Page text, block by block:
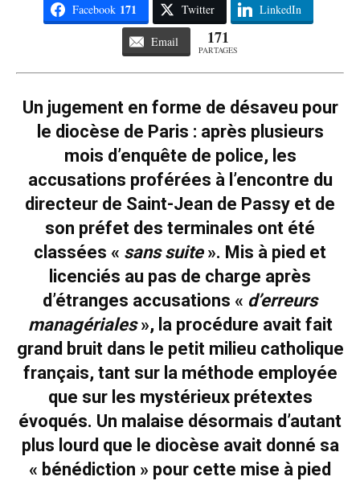
Facebook 171 Twitter LinkedIn
Email 171
PARTAGES
Un jugement en forme de désaveu pour
le diocèse de Paris : après plusieurs
mois d’enquête de police, les
accusations proférées à l’encontre du
directeur de Saint-Jean de Passy et de
son préfet des terminales ont été
classées « sans suite». Mis à pied et
licenciés au pas de charge après
d’étranges accusations « d’erreurs
managériales», la procédure avait fait
grand bruit dans le petit milieu catholique
français, tant sur la méthode employée
que sur les mystérieux prétextes
évoqués. Un malaise désormais d’autant
plus lourd que le diocèse avait donné sa
« bénédiction » pour cette mise à pied